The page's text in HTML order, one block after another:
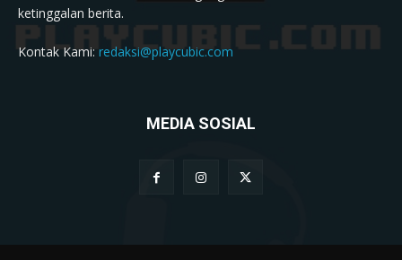
ketinggalan berita.
Kontak Kami:redaksi@playcubic.com
MEDIA SOSIAL